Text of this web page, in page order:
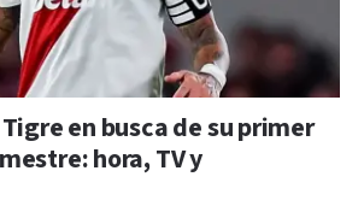
en busca de su primer
hora, TV y